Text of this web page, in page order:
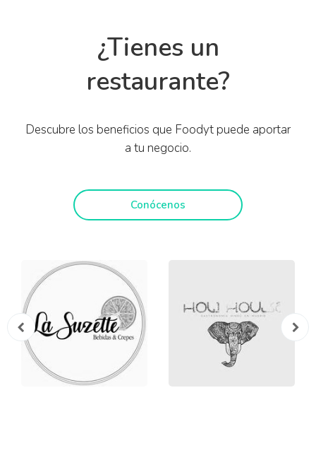
¿Tienes un
restaurante?
Descubre los beneficios que Foodyt puede aportar
a tu negocio.
Conócenos